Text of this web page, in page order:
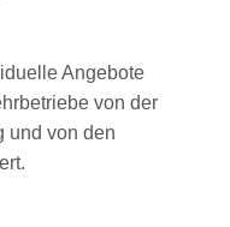
Angebote
von der
und von den